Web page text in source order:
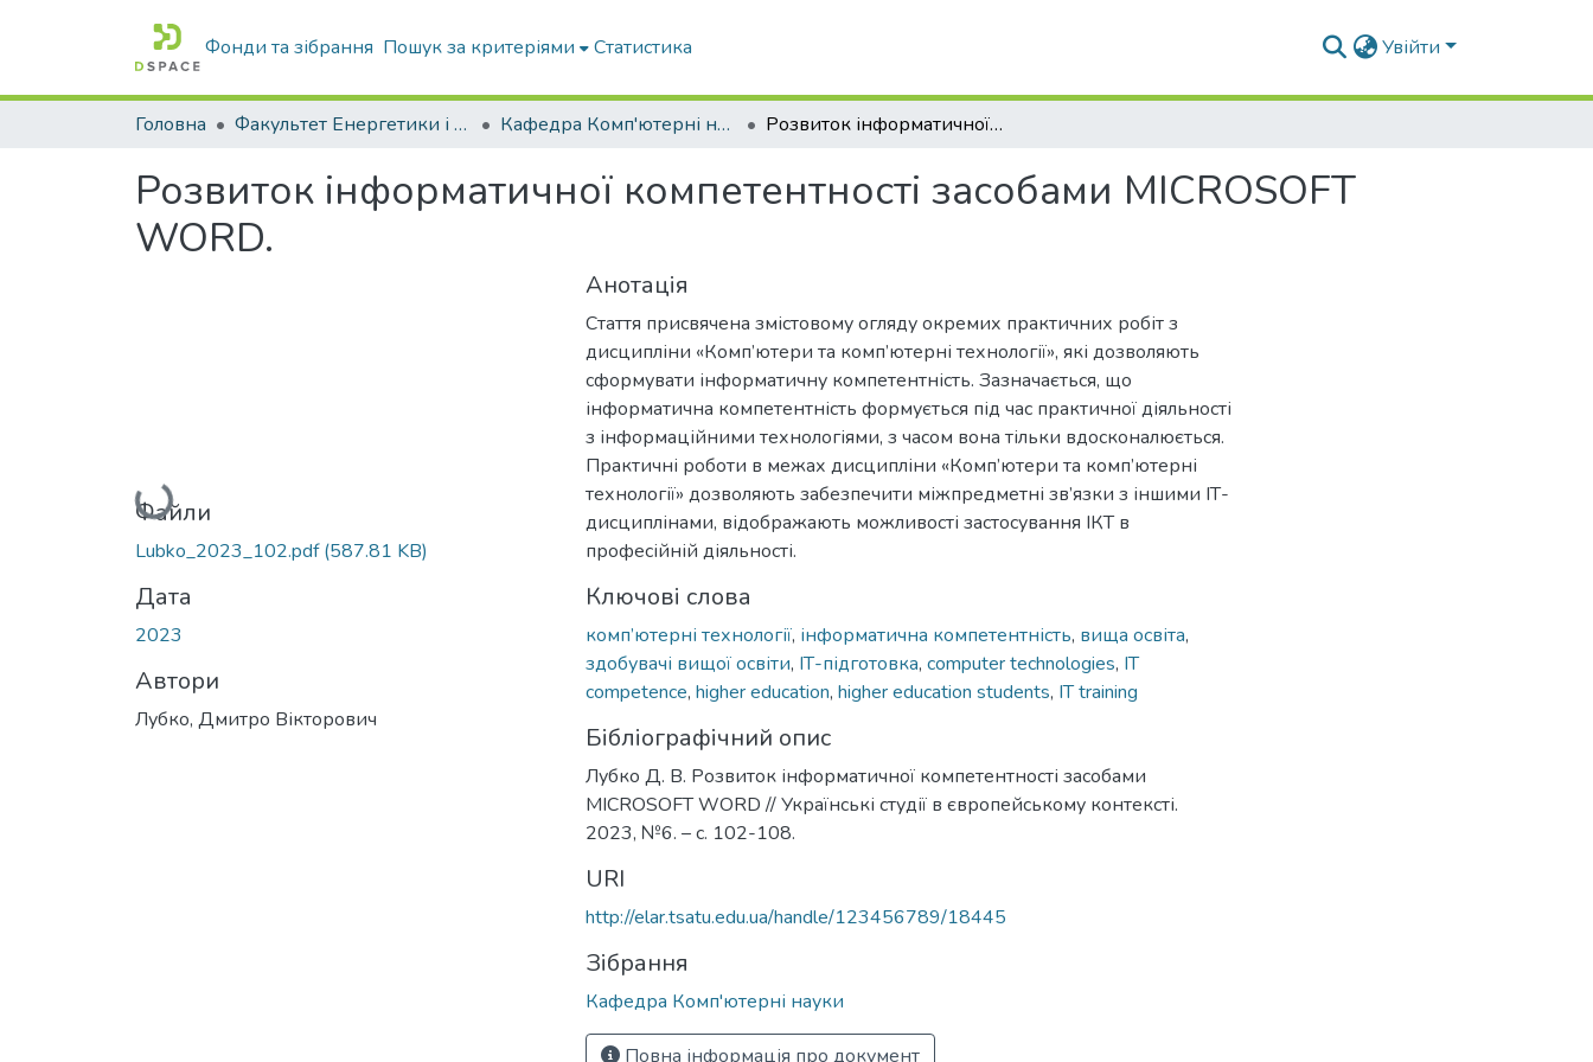
Фонди та зібрання Пошук за критеріями Статистика Увійти
Головна Факультет Енергетики і комп'ютерних технологій Кафедра Комп'ютерні науки Розвиток інформатичної компетентності засобами MICROSOFT WORD.
Розвиток інформатичної компетентності засобами MICROSOFT
WORD.
Вантажиться...
Файли
Lubko_2023_102.pdf(587.81 KB)
Дата
2023
Автори
Лубко, Дмитро Вікторович
Анотація
Стаття присвячена змістовому огляду окремих практичних робіт з
дисципліни «Комп’ютери та комп’ютерні технології», які дозволяють
сформувати інформатичну компетентність. Зазначається, що
інформатична компетентність формується під час практичної діяльності
з інформаційними технологіями, з часом вона тільки вдосконалюється.
Практичні роботи в межах дисципліни «Комп’ютери та комп’ютерні
технології» дозволяють забезпечити міжпредметні зв’язки з іншими ІТ-
дисциплінами, відображають можливості застосування ІКТ в
професійній діяльності.
Ключові слова
комп’ютерні технології, інформатична компетентність, вища освіта,
здобувачі вищої освіти, ІТ-підготовка, computer technologies, IT
competence, higher education, higher education students, IT training
Бібліографічний опис
Лубко Д. В. Розвиток інформатичної компетентності засобами
MICROSOFT WORD // Українські студії в європейському контексті.
2023, №6. – с. 102-108.
URI
http://elar.tsatu.edu.ua/handle/123456789/18445
Зібрання
Кафедра Комп'ютерні науки
Повна інформація про документ